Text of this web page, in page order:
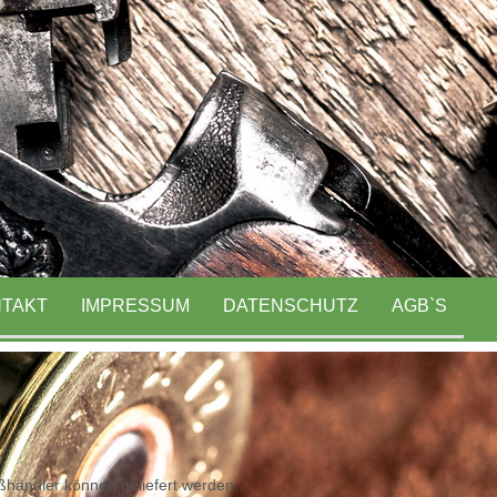
IMPRESSUM DATENSCHUTZ AGB`S
können geliefert werden.